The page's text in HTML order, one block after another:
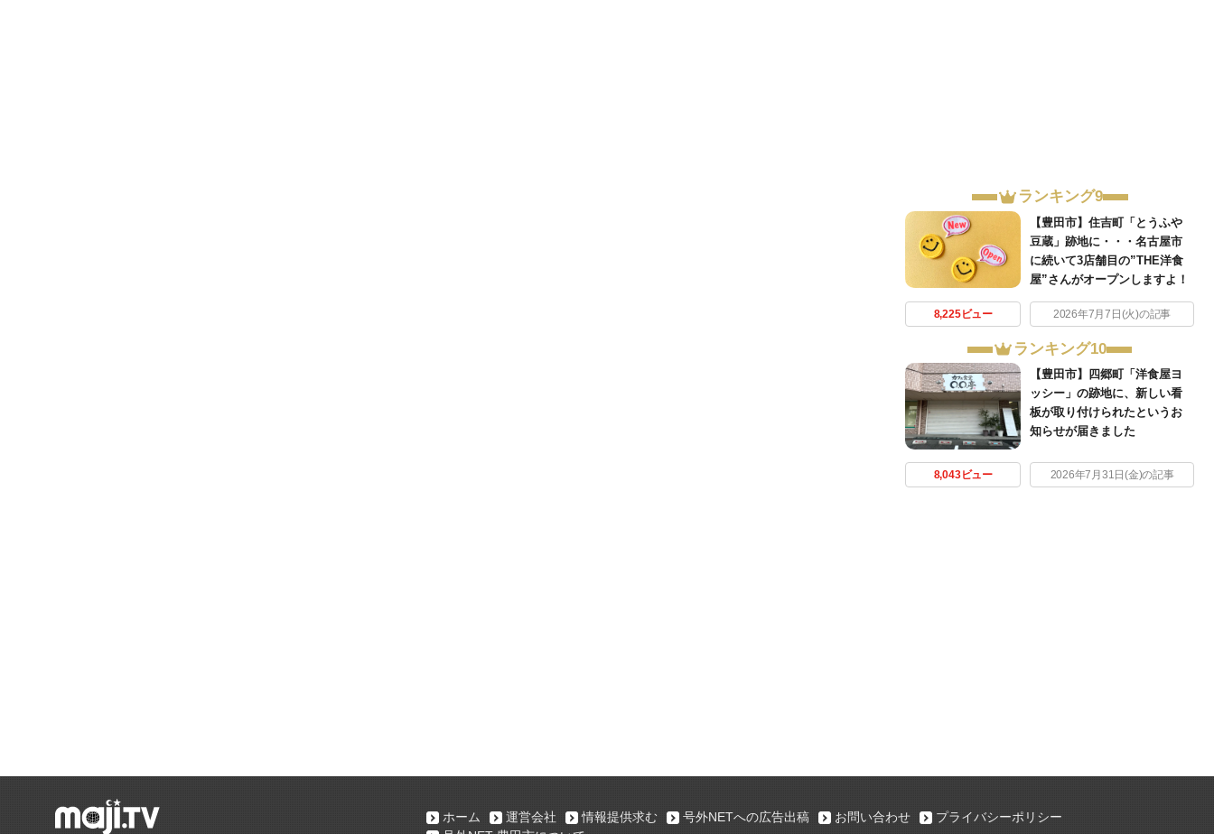
ランキング9
【豊田市】住吉町「とうふや
豆蔵」跡地に・・・名古屋市
に続いて3店舗目の”THE洋食
屋”さんがオープンしますよ！
8,225ビュー 2026年7月7日(火)の記事
ランキング10
【豊田市】四郷町「洋食屋ヨ
ッシー」の跡地に、新しい看
板が取り付けられたというお
知らせが届きました
8,043ビュー 2026年7月31日(金)の記事
ホーム 運営会社 情報提供求む 号外NETへの広告出稿 お問い合わせ
プライバシーポリシー